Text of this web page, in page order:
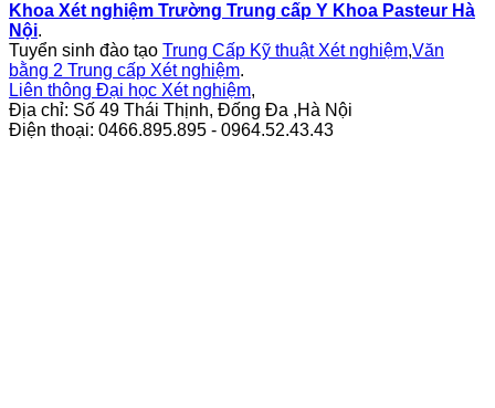
Khoa Xét nghiệm Trường Trung cấp Y Khoa Pasteur Hà
Nội.
Tuyển sinh đào tạo Trung Cấp Kỹ thuật Xét nghiệm,Văn
bằng 2 Trung cấp Xét nghiệm.
Liên thông Đại học Xét nghiệm,
Địa chỉ: Số 49 Thái Thịnh, Đống Đa ,Hà Nội
Điện thoại: 0466.895.895 - 0964.52.43.43